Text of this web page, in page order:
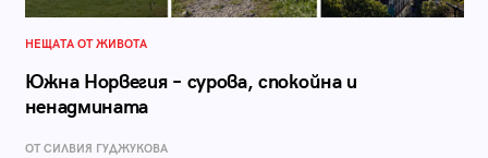
НЕЩАТА ОТ ЖИВОТА
Южна Норвегия – сурова, спокойна и
ненадмината
ОТ СИЛВИЯ ГУДЖУКОВА